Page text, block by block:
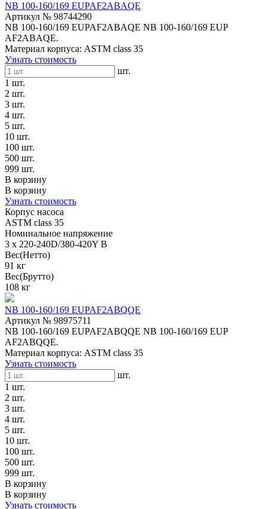
NB 100-160/169 EUPAF2ABAQE
Артикул № 98744290
NB 100-160/169 EUPAF2ABAQE NB 100-160/169 EUP
AF2ABAQE.
Материал корпуса: ASTM class 35
Узнать стоимость
шт.
1 шт.
2 шт.
3 шт.
4 шт.
5 шт.
10 шт.
100 шт.
500 шт.
999 шт.
В корзину
В корзину
Узнать стоимость
Корпус насоса
ASTM class 35
Номинальное напряжение
3 x 220-240D/380-420Y В
Вес(Нетто)
91 кг
Вес(Брутто)
108 кг
NB 100-160/169 EUPAF2ABQQE
Артикул № 98975711
NB 100-160/169 EUPAF2ABQQE NB 100-160/169 EUP
AF2ABQQE.
Материал корпуса: ASTM class 35
Узнать стоимость
шт.
1 шт.
2 шт.
3 шт.
4 шт.
5 шт.
10 шт.
100 шт.
500 шт.
999 шт.
В корзину
В корзину
Узнать стоимость